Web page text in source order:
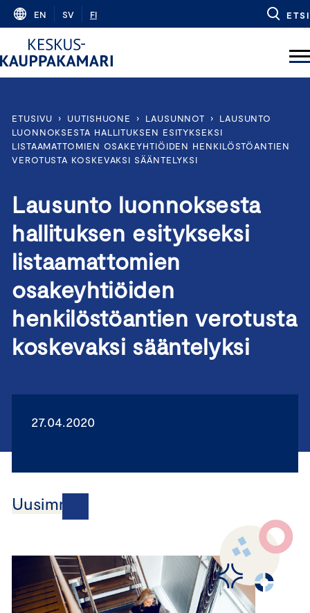
Skip
content
EN SV FI ETSI
ETUSIVU › UUTISHUONE › LAUSUNNOT ›
LAUSUNTO
LUONNOKSESTA HALLITUKSEN ESITYKSEKSI
LISTAAMATTOMIEN OSAKEYHTIÖIDEN HENKILÖSTÖANTIEN
VEROTUSTA KOSKEVAKSI SÄÄNTELYKSI
Lausunto luonnoksesta
hallituksen esitykseksi
listaamattomien
osakeyhtiöiden
henkilöstöantien verotusta
koskevaksi sääntelyksi
27.04.2020
Uusimmat